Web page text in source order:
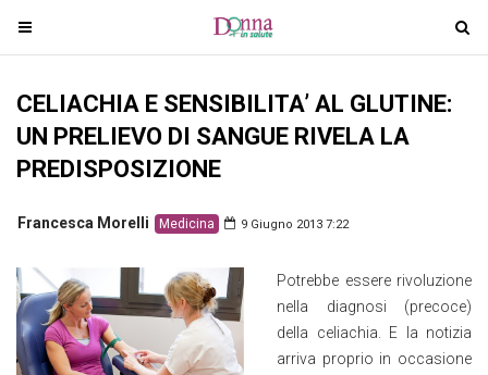
T
o
g
l
e
n
g
a
t
i
T
o
g
a
t
i
CELIACHIA E SENSIBILITA’ AL GLUTINE:
UN PRELIEVO DI SANGUE RIVELA LA
PREDISPOSIZIONE
Francesca Morelli Medicina 9 Giugno 2013 7:22
Potrebbe essere rivoluzione
nella diagnosi (precoce)
della celiachia. E la notizia
arriva proprio in occasione